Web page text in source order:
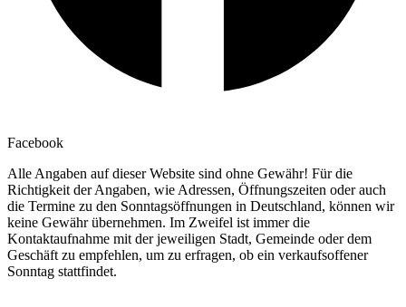
Facebook
Alle Angaben auf dieser Website sind ohne Gewähr! Für die
Richtigkeit der Angaben, wie Adressen, Öffnungszeiten oder auch
die Termine zu den Sonntagsöffnungen in Deutschland, können wir
keine Gewähr übernehmen. Im Zweifel ist immer die
Kontaktaufnahme mit der jeweiligen Stadt, Gemeinde oder dem
Geschäft zu empfehlen, um zu erfragen, ob ein verkaufsoffener
Sonntag stattfindet.